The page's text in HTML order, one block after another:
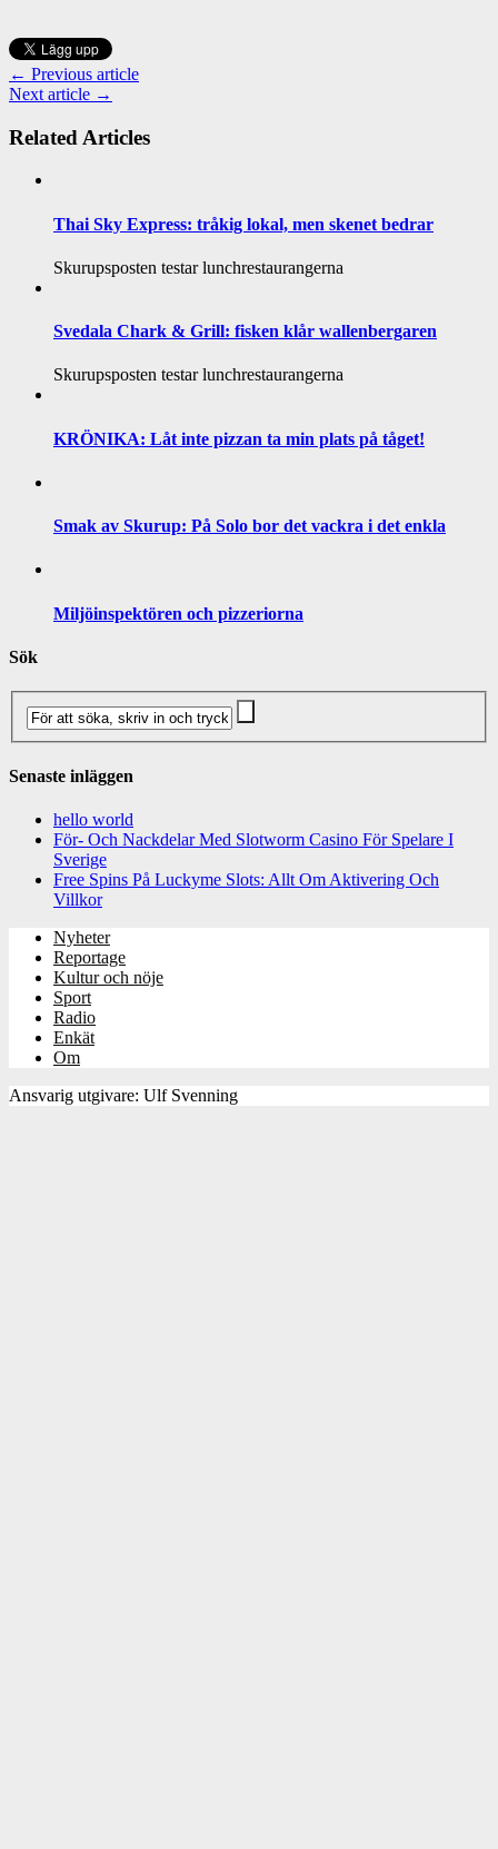
← Previous article
Next article →
Related Articles
Thai Sky Express: tråkig lokal, men skenet bedrar
Skurupsposten testar lunchrestaurangerna
Svedala Chark & Grill: fisken klår wallenbergaren
Skurupsposten testar lunchrestaurangerna
KRÖNIKA: Låt inte pizzan ta min plats på tåget!
Smak av Skurup: På Solo bor det vackra i det enkla
Miljöinspektören och pizzeriorna
Sök
Senaste inläggen
hello world
För- Och Nackdelar Med Slotworm Casino För Spelare I
Sverige
Free Spins På Luckyme Slots: Allt Om Aktivering Och
Villkor
Nyheter
Reportage
Kultur och nöje
Sport
Radio
Enkät
Om
Ansvarig utgivare: Ulf Svenning